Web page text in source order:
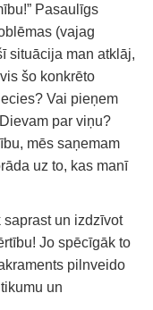
Pasaulīgs
(vajag
situācija man atklāj,
šo konkrēto
Vai pieņem
par viņu?
mēs saņemam
uz to, kas manī
un izdzīvot
Jo spēcīgāk to
pilnveido
un